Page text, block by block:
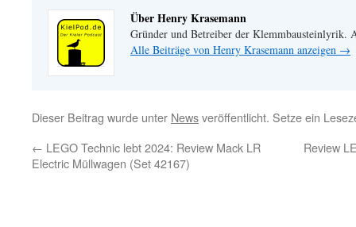
Über Henry Krasemann
Gründer und Betreiber der Klemmbausteinlyrik.
Alle Beiträge von Henry Krasemann anzeigen →
Dieser Beitrag wurde unter Newsveröffentlicht. Setze ein
← LEGO Technic lebt 2024: Review Mack LR
Electric Müllwagen (Set 42167)
Review